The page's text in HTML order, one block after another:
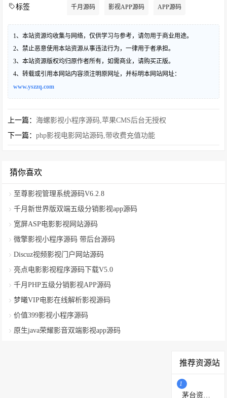
标签 千月源码 影视APP源码 APP源码
1、本站资源均收集与网络，仅供学习与参考，请勿用于商业用途。
2、禁止恶意使用本站资源从事违法行为，一律用于者承担。
3、本站资源版权均归原作者所有，如需商业，请购买正版。
4、转载或引用本网站内容须注明原网址，并标明本网站网址：
www.yszzq.com
上一篇： 海螺影视小程序源码,苹果CMS后台无授权
下一篇：php影视电影网站源码,带收费充值功能
猜你喜欢
至尊影视管理系统源码V6.2.8
千月新世界版双端五级分销影视app源码
宽屏ASP电影影视网站源码
微擎影视小程序源码 带后台源码
Discuz视频影视门户网站源码
亮点电影影视程序源码下载V5.0
千月PHP五级分销影视APP源码
梦曦VIP电影在线解析影视源码
价值399影视小程序源码
原生java荣耀影音双端影视app源码
推荐资源站
1